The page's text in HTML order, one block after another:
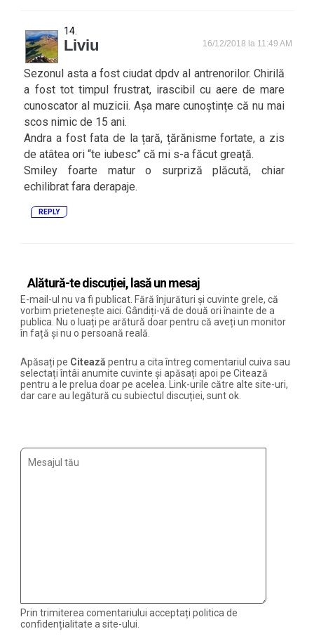
Liviu 16/12/2018 la 11:49 AM
Sezonul asta a fost ciudat dpdv al antrenorilor. Chirilă
a fost tot timpul frustrat, irascibil cu aere de mare
cunoscator al muzicii. Așa mare cunoștințe că nu mai
scos nimic de 15 ani.
Andra a fost fata de la țară, țărănisme fortate, a zis
de atâtea ori “te iubesc” că mi s-a făcut greață.
Smiley foarte matur o surpriză plăcută, chiar
echilibrat fara derapaje.
REPLY
Alătură-te discuției, lasă un mesaj
E-mail-ul nu va fi publicat. Fără înjurături și cuvinte grele, că
vorbim prietenește aici. Gândiți-vă de două ori înainte de a
publica. Nu o luați pe arătură doar pentru că aveți un monitor
în față și nu o persoană reală.
Apăsați pe Citează pentru a cita întreg comentariul cuiva sau
selectați întâi anumite cuvinte și apăsați apoi pe Citează
pentru a le prelua doar pe acelea. Link-urile către alte site-uri,
dar care au legătură cu subiectul discuției, sunt ok.
Prin trimiterea comentariului acceptați politica de
confidențialitate a site-ului.